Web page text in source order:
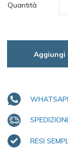
Quantità
Aggiungi
RESI